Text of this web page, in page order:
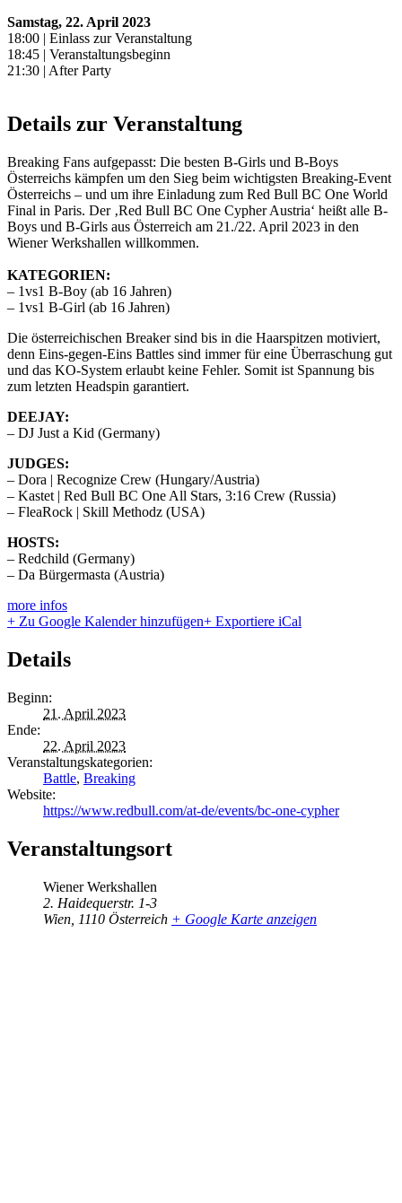
Samstag, 22. April 2023
18:00 | Einlass zur Veranstaltung
18:45 | Veranstaltungsbeginn
21:30 | After Party
Details zur Veranstaltung
Breaking Fans aufgepasst: Die besten B-Girls und B-Boys
Österreichs kämpfen um den Sieg beim wichtigsten Breaking-Event
Österreichs – und um ihre Einladung zum Red Bull BC One World
Final in Paris. Der ‚Red Bull BC One Cypher Austria‘ heißt alle B-
Boys und B-Girls aus Österreich am 21./22. April 2023 in den
Wiener Werkshallen willkommen.
KATEGORIEN:
– 1vs1 B-Boy (ab 16 Jahren)
– 1vs1 B-Girl (ab 16 Jahren)
Die österreichischen Breaker sind bis in die Haarspitzen motiviert,
denn Eins-gegen-Eins Battles sind immer für eine Überraschung gut
und das KO-System erlaubt keine Fehler. Somit ist Spannung bis
zum letzten Headspin garantiert.
DEEJAY:
– DJ Just a Kid (Germany)
JUDGES:
– Dora | Recognize Crew (Hungary/Austria)
– Kastet | Red Bull BC One All Stars, 3:16 Crew (Russia)
– FleaRock | Skill Methodz (USA)
HOSTS:
– Redchild (Germany)
– Da Bürgermasta (Austria)
more infos
+ Zu Google Kalender hinzufügen+ Exportiere iCal
Details
Beginn:
21. April 2023
Ende:
22. April 2023
Veranstaltungskategorien:
Battle, Breaking
Website:
https://www.redbull.com/at-de/events/bc-one-cypher
Veranstaltungsort
Wiener Werkshallen
2. Haidequerstr. 1-3
Wien 1110 Österreich + Google Karte anzeigen